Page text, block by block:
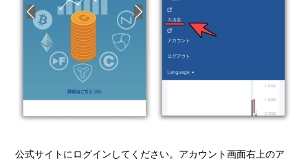
公式サイトにログインしてください。アカウント画面右上のア